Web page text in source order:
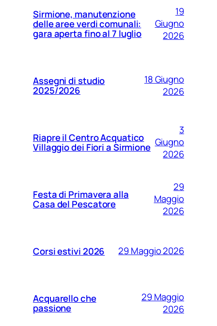
Sirmione, manutenzione
delle aree verdi comunali:
gara aperta fino al 7 luglio
19
Giugno
2026
Assegni di studio
2025/2026
18 Giugno
2026
Riapre il Centro Acquatico
Villaggio dei Fiori a Sirmione
3
Giugno
2026
Festa di Primavera alla
Casa del Pescatore
29
Maggio
2026
Corsi estivi 2026 29 Maggio 2026
Acquarello che
passione
29 Maggio
2026